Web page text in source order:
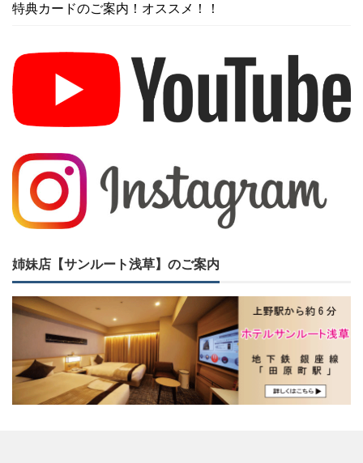
特典カードのご案内！オススメ！！
姉妹店【サンルート浅草】のご案内